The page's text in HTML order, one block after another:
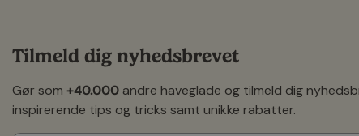
Væksten er opret og meget luftig, hvilket gør den
Den foretrækker en vis fugtighed, men er generelt nem at
Blomsterne tiltrækker insekter og bidrager med liv i haven
Tilmeld dig nyhedsbrevet
Gør som +40.000 andre haveglade og tilmeld dig
inspirerende tips og tricks samt unikke rabatter.